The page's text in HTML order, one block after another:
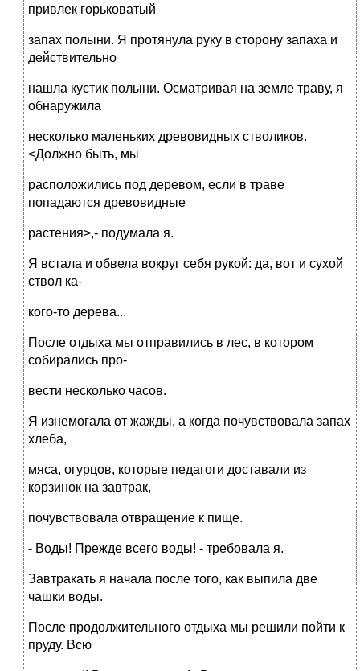
привлек горьковатый
запах полыни. Я протянула руку в сторону запаха и
действительно
нашла кустик полыни. Осматривая на земле траву, я
обнаружила
несколько маленьких древовидных стволиков.
<Должно быть, мы
расположились под деревом, если в траве
попадаются древовидные
растения>,- подумала я.
Я встала и обвела вокруг себя рукой: да, вот и сухой
ствол ка-
кого-то дерева...
После отдыха мы отправились в лес, в котором
собирались про-
вести несколько часов.
Я изнемогала от жажды, а когда почувствовала запах
хлеба,
мяса, огурцов, которые педагоги доставали из
корзинок на завтрак,
почувствовала отвращение к пище.
- Воды! Прежде всего воды! - требовала я.
Завтракать я начала после того, как выпила две
чашки воды.
После продолжительного отдыха мы решили пойти к
пруду. Всю